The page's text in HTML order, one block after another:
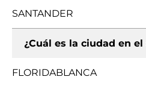
SANTANDER
¿Cuál es la ciudad en
FLORIDABLANCA